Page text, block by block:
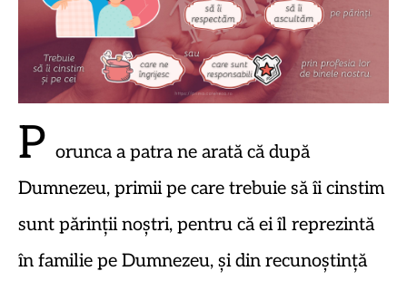
P orunca a patra ne arată că după
Dumnezeu, primii pe care trebuie să îi cinstim
sunt părinții noștri, pentru că ei îl reprezintă
în familie pe Dumnezeu, și din recunoștință